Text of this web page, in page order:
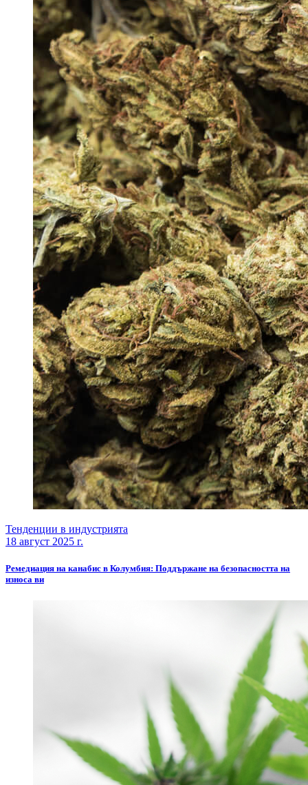
Тенденции в индустрията
18 август 2025 г.
Ремедиация на канабис в Колумбия: Поддържане на безопасността на
износа ви